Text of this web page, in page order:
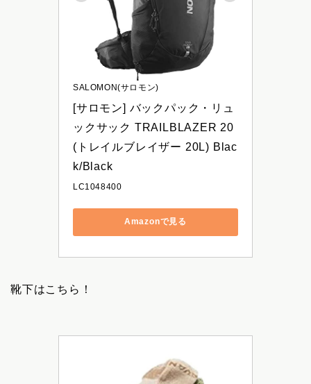
SALOMON(サロモン)
[サロモン] バックパック・リュ
ックサック TRAILBLAZER 20
(トレイルブレイザー 20L) Blac
k/Black
LC1048400
Amazonで見る
靴下はこちら！